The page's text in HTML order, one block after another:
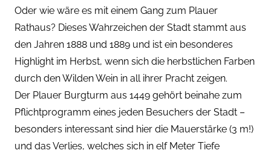
Oder wie wäre es mit einem Gang zum Plauer
Rathaus? Dieses Wahrzeichen der Stadt stammt aus
den Jahren 1888 und 1889 und ist ein besonderes
Highlight im Herbst, wenn sich die herbstlichen Farben
durch den Wilden Wein in all ihrer Pracht zeigen.
Der Plauer Burgturm aus 1449 gehört beinahe zum
Pflichtprogramm eines jeden Besuchers der Stadt –
besonders interessant sind hier die Mauerstärke (3 m!)
und das Verlies, welches sich in elf Meter Tiefe